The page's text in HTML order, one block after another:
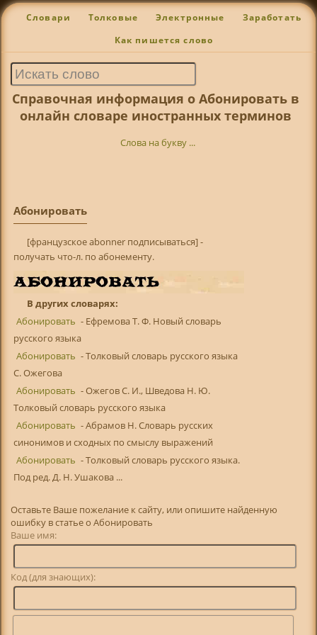
Словари Толковые Электронные Заработать
Как пишется слово
Справочная информация о Абонировать в
онлайн словаре иностранных терминов
Слова на букву ...
Абонировать
[французское abonner подписываться] -
получать что-л. по абонементу.
В других словарях:
Абонировать - Ефремова Т. Ф. Новый словарь
русского языка
Абонировать - Толковый словарь русского языка
С. Ожегова
Абонировать - Ожегов С. И., Шведова Н. Ю.
Толковый словарь русского языка
Абонировать - Абрамов Н. Словарь русских
синонимов и сходных по смыслу выражений
Абонировать - Толковый словарь русского языка.
Под ред. Д. Н. Ушакова ...
Оставьте Ваше пожелание к сайту, или опишите найденную
ошибку в статье о Абонировать
Ваше имя:
Код (для знающих):